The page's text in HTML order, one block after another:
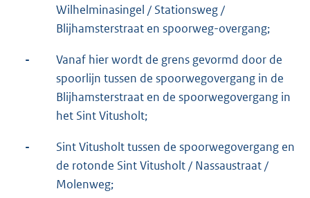
Wilhelminasingel / Stationsweg /
Blijhamsterstraat en spoorweg-overgang;
-
Vanaf hier wordt de grens gevormd door de
spoorlijn tussen de spoorwegovergang in de
Blijhamsterstraat en de spoorwegovergang in
het Sint Vitusholt;
-
Sint Vitusholt tussen de spoorwegovergang en
de rotonde Sint Vitusholt / Nassaustraat /
Molenweg;